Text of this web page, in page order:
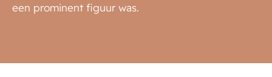
een prominent figuur was.